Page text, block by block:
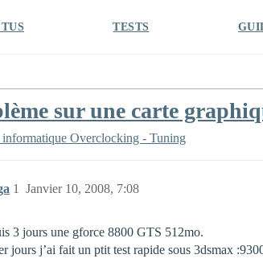
TESTS
sur une carte
Overclocking - Tuning
Janvier 10, 2008, 7:08
1
3 jours une gforce 8800 GTS 512mo.
jours j’ai fait un ptit test rapide sous 3dsmax